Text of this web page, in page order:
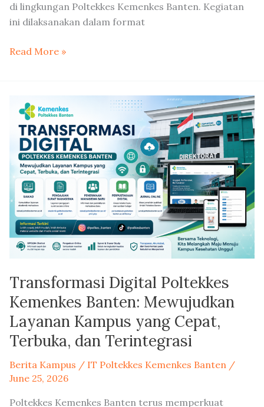
di lingkungan Poltekkes Kemenkes Banten. Kegiatan
ini dilaksanakan dalam format
Read More »
Transformasi Digital Poltekkes
Kemenkes Banten: Mewujudkan
Layanan Kampus yang Cepat,
Terbuka, dan Terintegrasi
Berita Kampus / IT Poltekkes Kemenkes Banten /
June 25, 2026
Poltekkes Kemenkes Banten terus memperkuat
Transformasi
Digital
Poltekkes
Kemenkes
Banten:
Mewujudkan
Layanan
Kampus
yang
Cepat,
Terintegrasi